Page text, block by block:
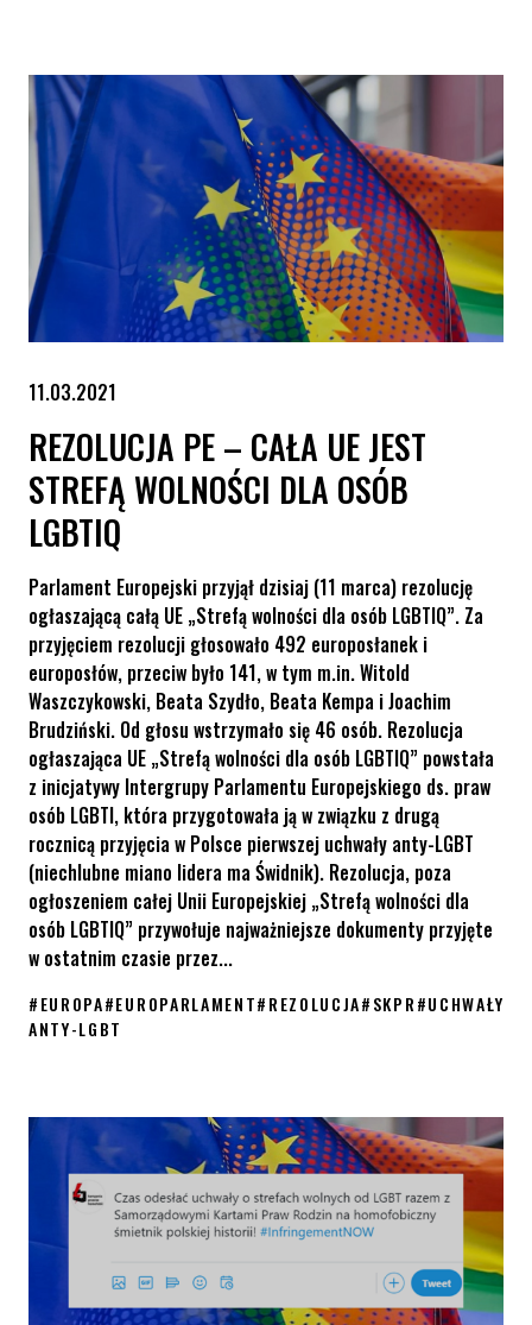
11.03.2021
REZOLUCJA PE – CAŁA UE JEST
STREFĄ WOLNOŚCI DLA OSÓB
LGBTIQ
Parlament Europejski przyjął dzisiaj (11 marca) rezolucję
ogłaszającą całą UE „Strefą wolności dla osób LGBTIQ”. Za
przyjęciem rezolucji głosowało 492 europosłanek i
europosłów, przeciw było 141, w tym m.in. Witold
Waszczykowski, Beata Szydło, Beata Kempa i Joachim
Brudziński. Od głosu wstrzymało się 46 osób. Rezolucja
ogłaszająca UE „Strefą wolności dla osób LGBTIQ” powstała
z inicjatywy Intergrupy Parlamentu Europejskiego ds. praw
osób LGBTI, która przygotowała ją w związku z drugą
rocznicą przyjęcia w Polsce pierwszej uchwały anty-LGBT
(niechlubne miano lidera ma Świdnik). Rezolucja, poza
ogłoszeniem całej Unii Europejskiej „Strefą wolności dla
osób LGBTIQ” przywołuje najważniejsze dokumenty przyjęte
w ostatnim czasie przez...
#EUROPA#EUROPARLAMENT#REZOLUCJA#SKPR#UCHWAŁY
ANTY-LGBT